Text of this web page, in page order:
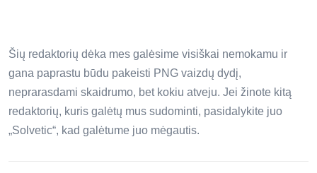
Šių redaktorių dėka mes galėsime visiškai nemokamu ir
gana paprastu būdu pakeisti PNG vaizdų dydį,
neprarasdami skaidrumo, bet kokiu atveju. Jei žinote kitą
redaktorių, kuris galėtų mus sudominti, pasidalykite juo
„Solvetic“, kad galėtume juo mėgautis.